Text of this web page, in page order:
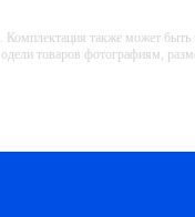
также может
товаров фотографиям,